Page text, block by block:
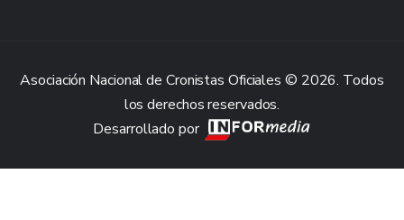
Asociación Nacional de Cronistas Oficiales © 2026. Todos
los derechos reservados.
Desarrollado por